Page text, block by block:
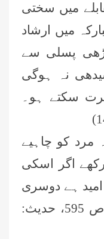
میں سختی
میں ارشاد
پسلی سے
نہ ہوگی
سکتے ہو۔
مرد کو چاہیے
اگر اسکی
امید ہے دوسری
پسند بھی ہو گی۔(مسلم، ص 595، حدیث: